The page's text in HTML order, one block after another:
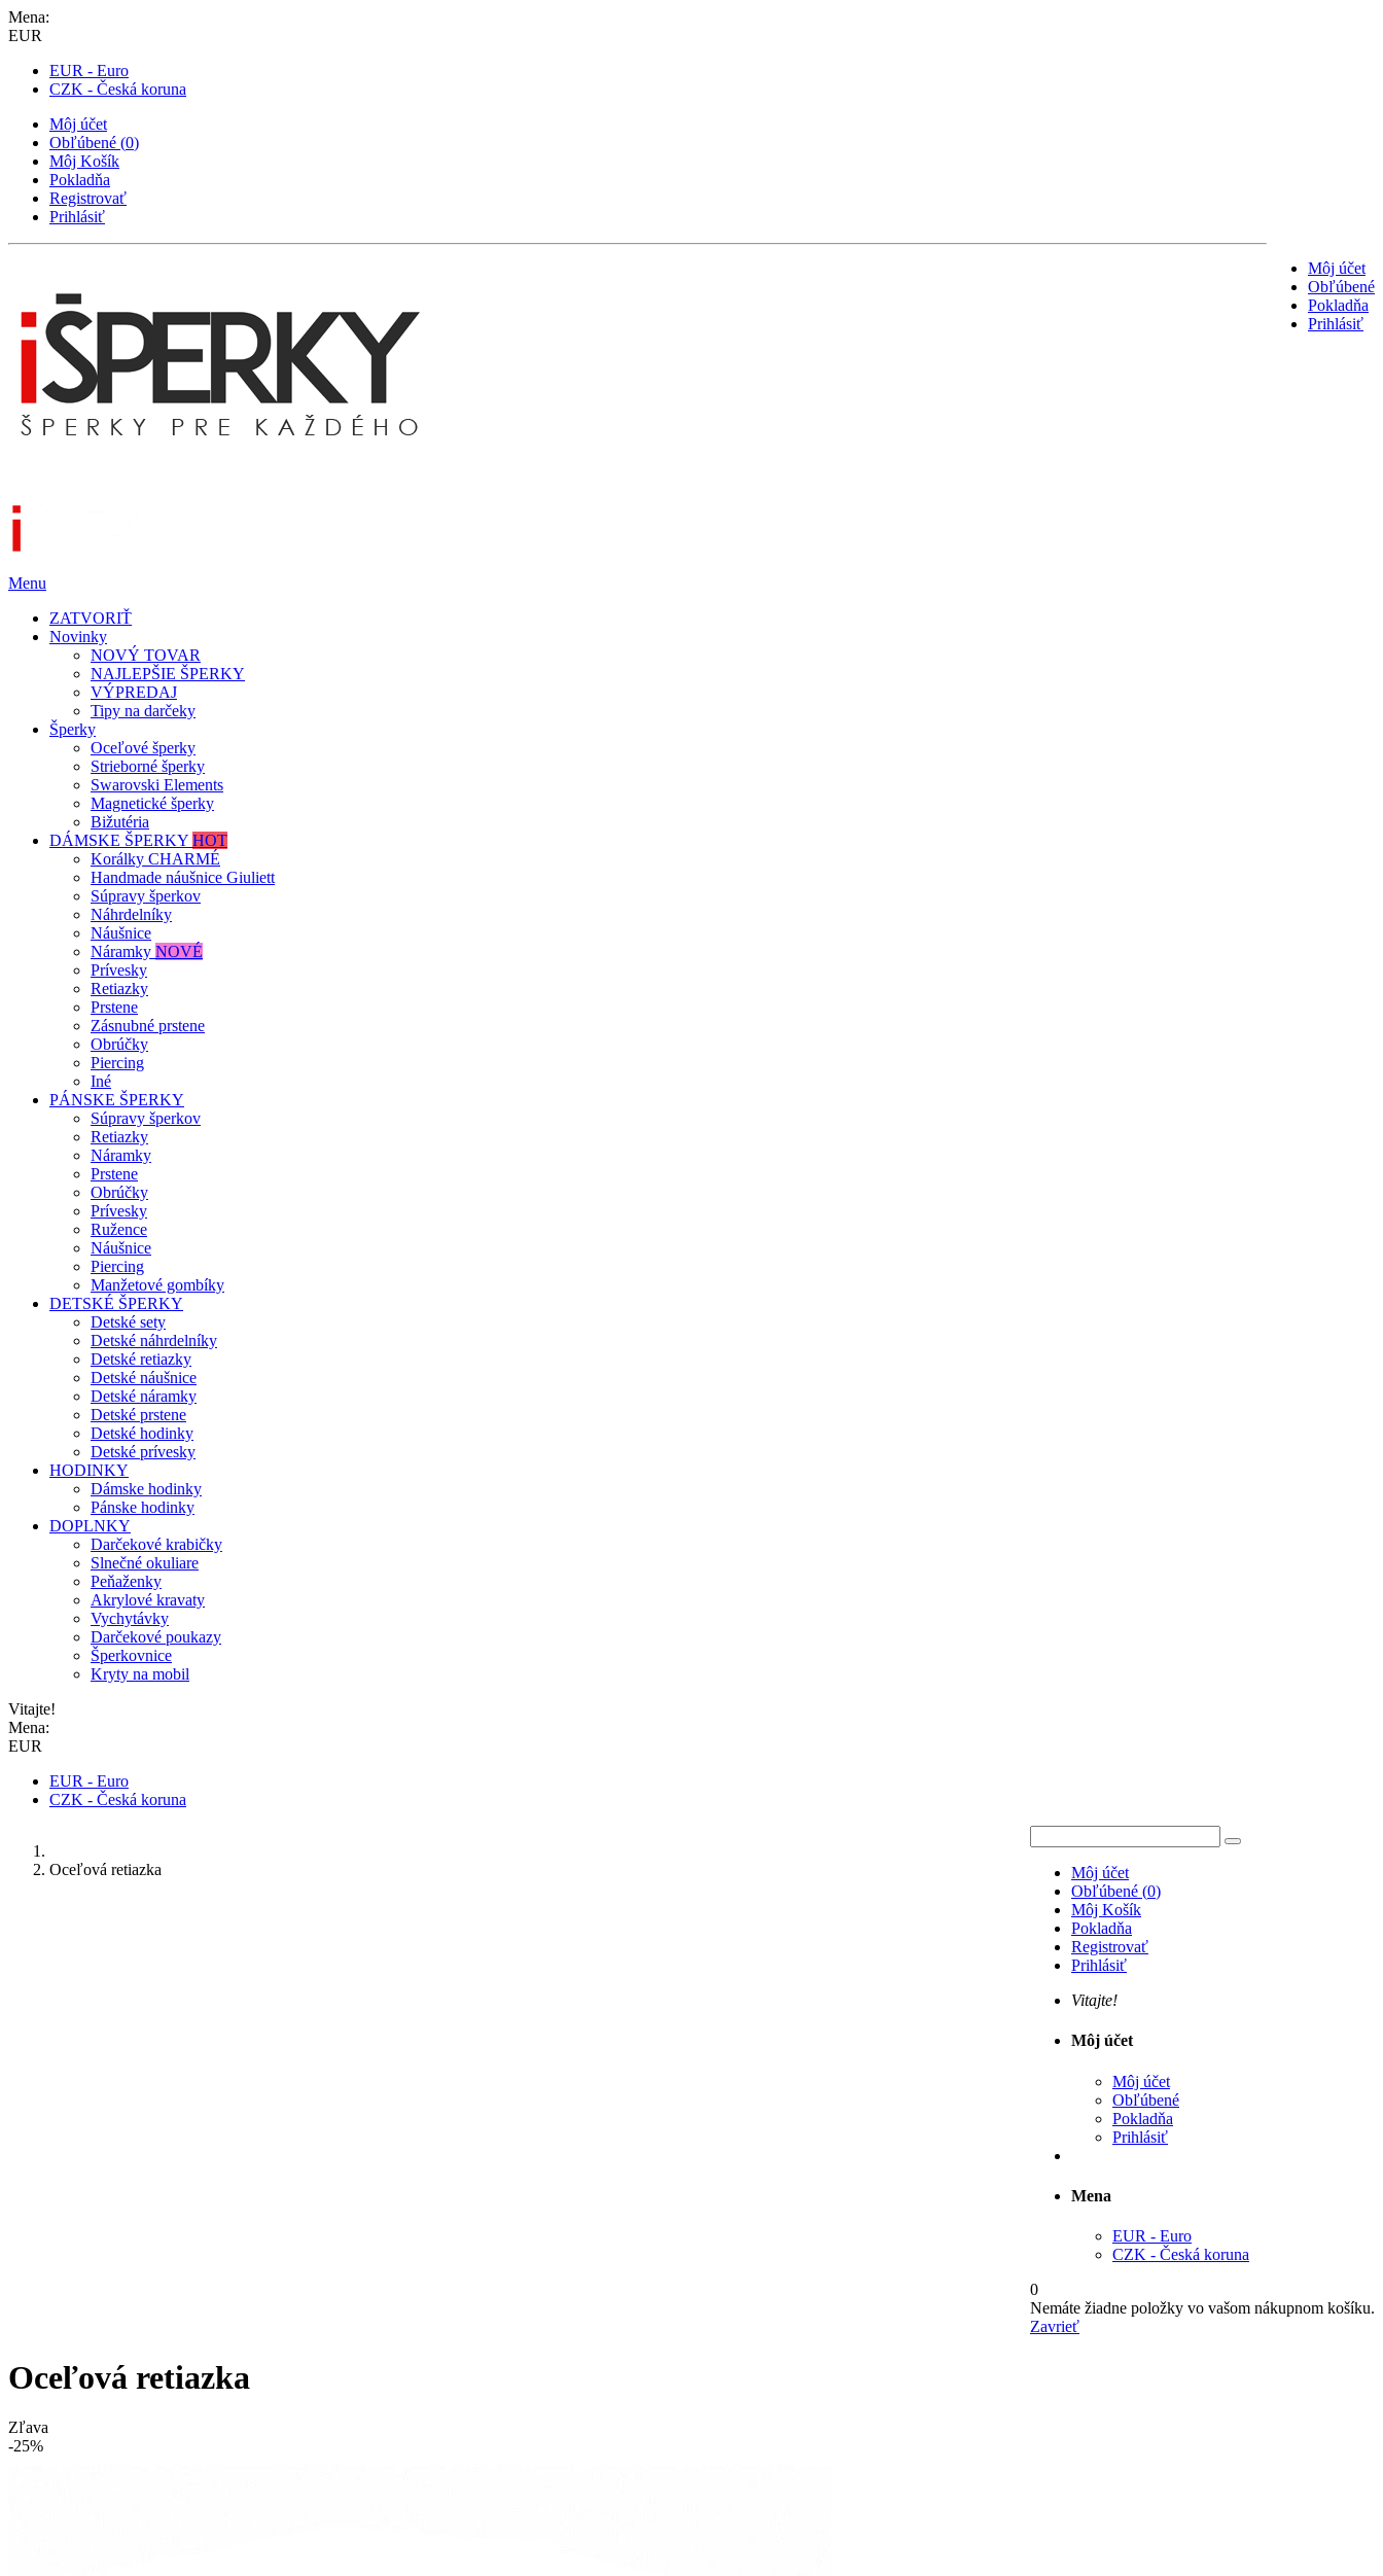
Mena:
EUR
EUR - Euro
CZK - Česká koruna
Môj účet
Obľúbené (0)
Môj Košík
Pokladňa
Registrovať
Prihlásiť
Môj účet
Obľúbené
Pokladňa
Prihlásiť
Menu
ZATVORIŤ
Novinky
NOVÝ TOVAR
NAJLEPŠIE ŠPERKY
VÝPREDAJ
Tipy na darčeky
Šperky
Oceľové šperky
Strieborné šperky
Swarovski Elements
Magnetické šperky
Bižutéria
DÁMSKE ŠPERKY HOT
Korálky CHARMÉ
Handmade náušnice Giuliett
Súpravy šperkov
Náhrdelníky
Náušnice
Náramky NOVÉ
Prívesky
Retiazky
Prstene
Zásnubné prstene
Obrúčky
Piercing
Iné
PÁNSKE ŠPERKY
Súpravy šperkov
Retiazky
Náramky
Prstene
Obrúčky
Prívesky
Ružence
Náušnice
Piercing
Manžetové gombíky
DETSKÉ ŠPERKY
Detské sety
Detské náhrdelníky
Detské retiazky
Detské náušnice
Detské náramky
Detské prstene
Detské hodinky
Detské prívesky
HODINKY
Dámske hodinky
Pánske hodinky
DOPLNKY
Darčekové krabičky
Slnečné okuliare
Peňaženky
Akrylové kravaty
Vychytávky
Darčekové poukazy
Šperkovnice
Kryty na mobil
Vitajte!
Mena:
EUR
EUR - Euro
CZK - Česká koruna
Môj účet
Obľúbené (0)
Môj Košík
Pokladňa
Registrovať
Prihlásiť
Vitajte!
Môj účet
Môj účet
Obľúbené
Pokladňa
Prihlásiť
Mena
EUR - Euro
CZK - Česká koruna
0
Nemáte žiadne položky vo vašom nákupnom košíku.
Zavrieť
Oceľová retiazka
Oceľová retiazka
Zľava
-25%